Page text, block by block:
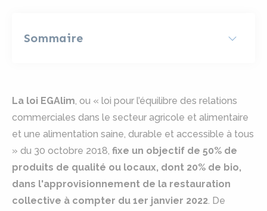
Sommaire
La loi EGAlim, ou « loi pour l’équilibre des relations
commerciales dans le secteur agricole et alimentaire
et une alimentation saine, durable et accessible à tous
» du 30 octobre 2018, fixe un objectif de 50% de
produits de qualité ou locaux, dont 20% de bio,
dans l'approvisionnement de la restauration
collective à compter du 1er janvier 2022. De